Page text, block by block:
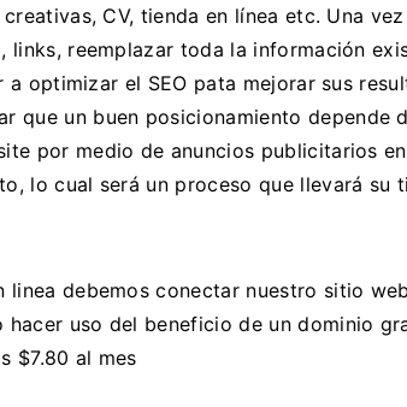
CV, tienda en línea etc. Una
links, reemplazar toda la información
a optimizar el SEO pata mejorar sus
que un buen posicionamiento
por medio de anuncios publicitarios
lo cual será un proceso que llevará su
linea debemos conectar nuestro sitio
uso del beneficio de un dominio
$7.80 al mes